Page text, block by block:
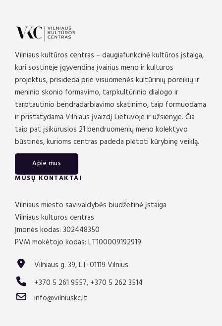
Vilniaus kultūros centras – daugiafunkcinė kultūros įstaiga,
kuri sostinėje įgyvendina įvairius meno ir kultūros
projektus, prisideda prie visuomenės kultūrinių poreikių ir
meninio skonio formavimo, tarpkultūrinio dialogo ir
tarptautinio bendradarbiavimo skatinimo, taip formuodama
ir pristatydama Vilniaus įvaizdį Lietuvoje ir užsienyje. Čia
taip pat įsikūrusios 21 bendruomenių meno kolektyvo
būstinės, kurioms centras padeda plėtoti kūrybinę veiklą.
Apie mus
MŪSŲ KONTAKTAI
Vilniaus miesto savivaldybės biudžetinė įstaiga
Vilniaus kultūros centras
Įmonės kodas: 302448350
PVM mokėtojo kodas: LT100009192919
Vilniaus g. 39, LT-01119 Vilnius
+370 5 261 9557, +370 5 262 3514
info@vilniuskc.lt